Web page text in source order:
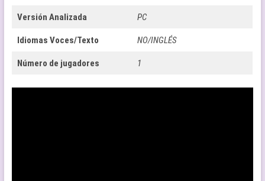
Versión Analizada PC
Idiomas Voces/Texto NO/INGLÉS
Número de jugadores 1